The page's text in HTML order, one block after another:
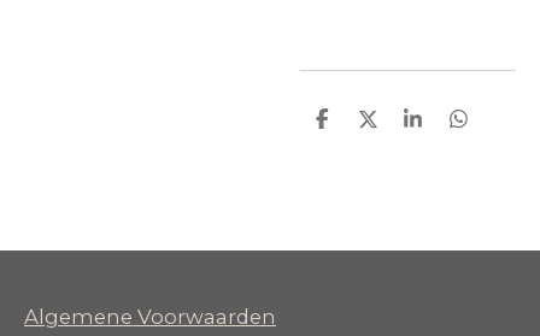
D
D
S
D
Algemene Voorwaarden